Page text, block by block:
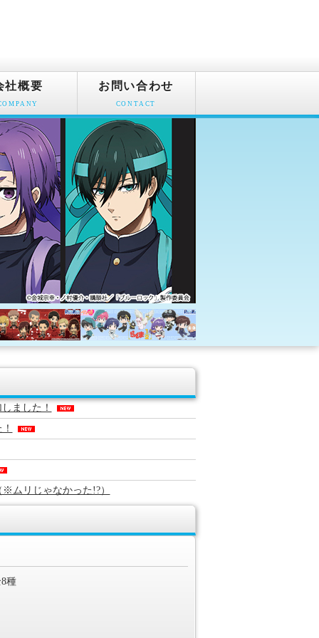
社概要 お問い合わせ
CONTACT
ました！
ムリじゃなかった!?）
！
種